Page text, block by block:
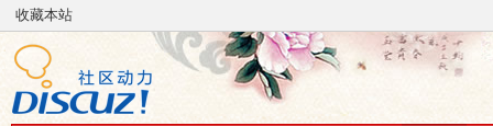
收藏本站